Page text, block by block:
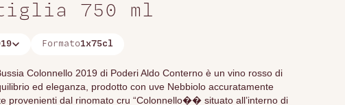
750 ml
Formato1x75cl
Colonnello 2019 di Poderi Aldo Conterno è un vino rosso di
ed eleganza, prodotto con uve Nebbiolo accuratamente
provenienti dal rinomato cru “Colonnello�� situato all’interno di